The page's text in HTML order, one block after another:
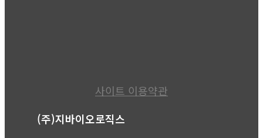
사이트 이용약관
(주)지바이오로직스